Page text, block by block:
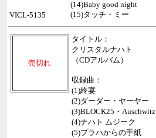
(14)Baby good night
(15)タッチ・ミー
VICL-5135
売切れ
タイトル：
クリスタルナハト
（CDアルバム）
収録曲：
(1)終宴
(2)ダーダー・ヤーヤー
(3)BLOCK25・Auschwitz
(4)ナハト ムジーク
(5)プラハからの手紙